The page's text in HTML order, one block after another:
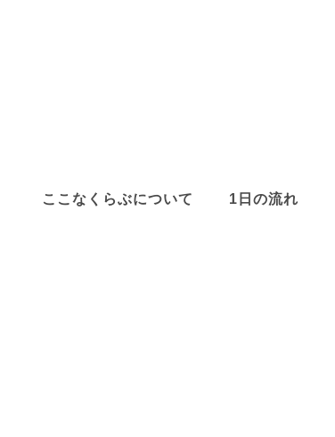
ここなくらぶについて 1日の流れ